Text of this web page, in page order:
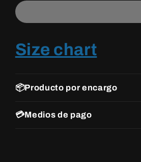
COPPER
COPPER
Size chart
📦Producto por encargo
💳Medios de pago